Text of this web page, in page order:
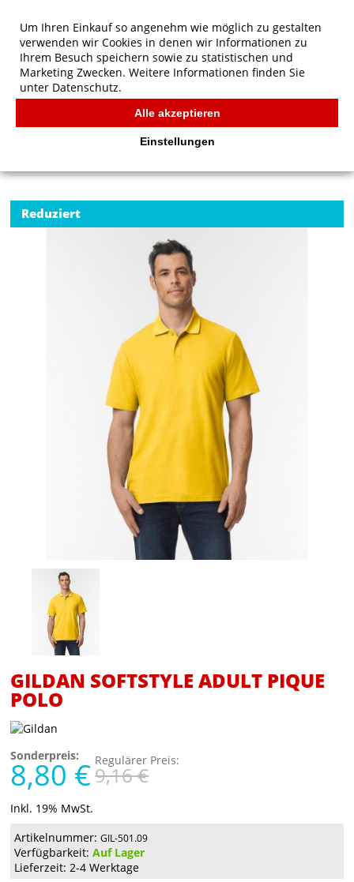
Gildan Softstyle Adult Pique Polo
Reduziert
GILDAN SOFTSTYLE ADULT PIQUE
POLO
Sonderpreis:
8,80 € Regulärer Preis:
9,16 €
Inkl. 19% MwSt.
Artikelnummer: GIL-501.09
Verfügbarkeit:Auf Lager
Lieferzeit: 2-4 Werktage
Um Ihren Einkauf so angenehm wie möglich zu gestalten
verwenden wir Cookies in denen wir Informationen zu
Ihrem Besuch speichern sowie zu statistischen und
Marketing Zwecken. Weitere Informationen finden Sie
unter Datenschutz.
Alle akzeptieren
Einstellungen